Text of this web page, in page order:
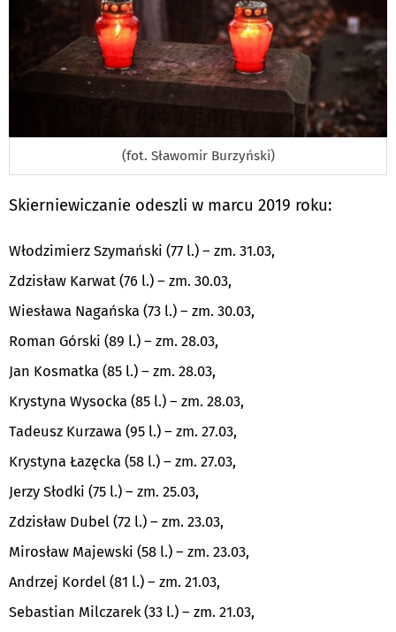
(fot. Sławomir Burzyński)
Skierniewiczanie odeszli w marcu 2019 roku:
Włodzimierz Szymański (77 l.) – zm. 31.03,
Zdzisław Karwat (76 l.) – zm. 30.03,
Wiesława Nagańska (73 l.) – zm. 30.03,
Roman Górski (89 l.) – zm. 28.03,
Jan Kosmatka (85 l.) – zm. 28.03,
Krystyna Wysocka (85 l.) – zm. 28.03,
Tadeusz Kurzawa (95 l.) – zm. 27.03,
Krystyna Łazęcka (58 l.) – zm. 27.03,
Jerzy Słodki (75 l.) – zm. 25.03,
Zdzisław Dubel (72 l.) – zm. 23.03,
Mirosław Majewski (58 l.) – zm. 23.03,
Andrzej Kordel (81 l.) – zm. 21.03,
Sebastian Milczarek (33 l.) – zm. 21.03,